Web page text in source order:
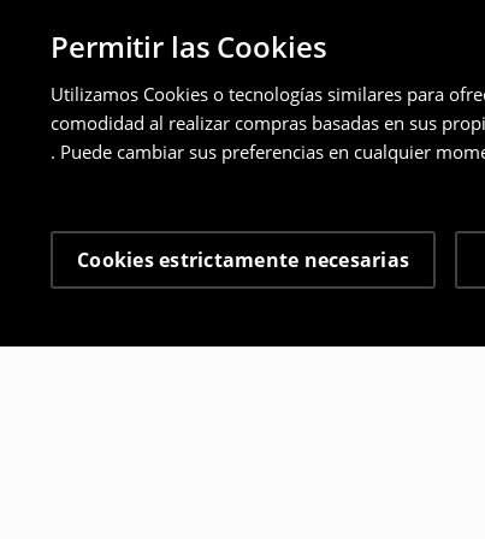
Permitir las Cookies
Utilizamos Cookies o tecnologías similares para
comodidad al realizar compras basadas en sus
. Puede cambiar sus preferencias en cualquier
Cookies estrictamente necesarias